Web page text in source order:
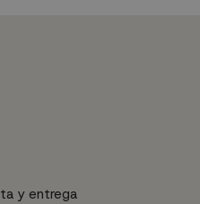
y entrega